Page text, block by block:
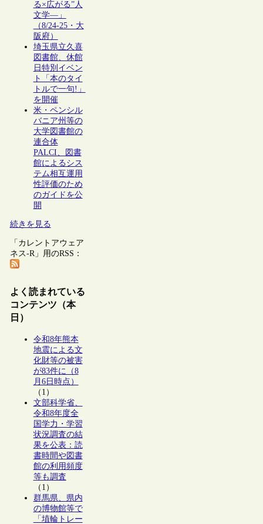
る×広がる”人
文学―」
（8/24-25・大
阪府）
埼玉県立久喜
図書館、休館
日特別イベン
ト「本のタイ
トルで一句!」
を開催
米・ペンシル
バニア州等の
大学図書館の
連合体
PALCI、図書
館によるシス
テム相互運用
性評価のため
のガイドを公
開
続きを見る
「カレントアウェア
ネス-R」用のRSS：
よく読まれている
コンテンツ（本
日）
令和8年熊本
地震による文
化財等の被害
が83件に（8
月6日時点）
（1）
文部科学省、
令和8年度全
国学力・学習
状況調査の結
果を公表：読
書時間や図書
館の利用頻度
等も調査
（1）
群馬県、県内
の博物館等で
「埴輪トレー